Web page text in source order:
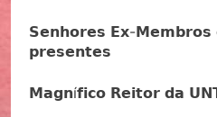
𝗦𝗲𝗻𝗵𝗼𝗿𝗲𝘀 𝗘𝘅-𝗠𝗲𝗺𝗯𝗿𝗼𝘀
𝗽𝗿𝗲𝘀𝗲𝗻𝘁𝗲𝘀
𝗠𝗮𝗴𝗻í𝗳𝗶𝗰𝗼 𝗥𝗲𝗶𝘁𝗼𝗿 𝗱𝗮